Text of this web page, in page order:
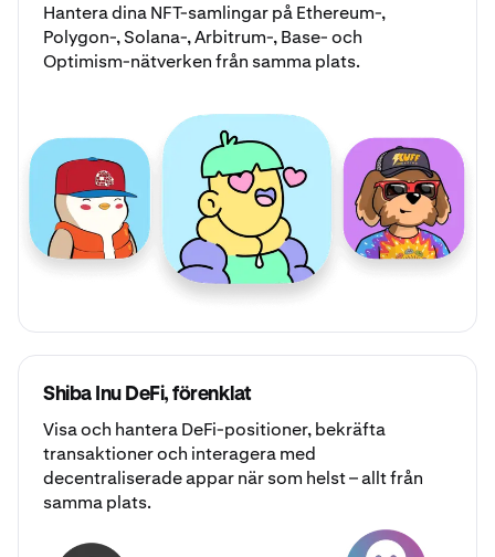
Hantera dinaNFT-samlingarpå Ethereum-,
Polygon-, Solana-, Arbitrum-, Base- och
Optimism-nätverken från samma plats.
Shiba Inu DeFi, förenklat
Visa och hantera DeFi-positioner, bekräfta
transaktioner och interagera med
decentraliserade appar när som helst – allt från
samma plats.